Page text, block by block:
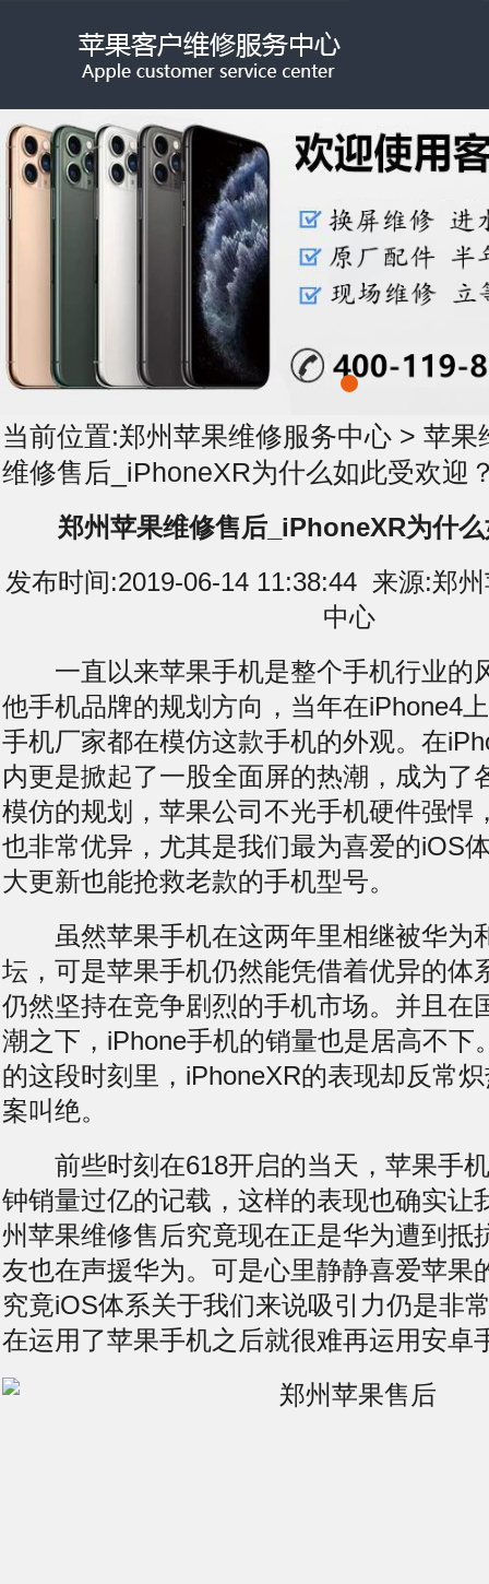
当前位置:郑州苹果维修服务中心 > 苹果
维修售后_iPhoneXR为什么如此受欢迎
郑州苹果维修售后_iPhoneXR为什
发布时间:2019-06-14 11:38:44 来源:郑
中心
一直以来苹果手机是整个手机行业的
他手机品牌的规划方向，当年在iPhone4
手机厂家都在模仿这款手机的外观。在
内更是掀起了一股全面屏的热潮，成为了
模仿的规划，苹果公司不光手机硬件强悍
也非常优异，尤其是我们最为喜爱的iOS
大更新也能抢救老款的手机型号。
虽然苹果手机在这两年里相继被华为
坛，可是苹果手机仍然能凭借着优异的体
仍然坚持在竞争剧烈的手机市场。并且在
潮之下，iPhone手机的销量也是居高不下
的这段时刻里，iPhoneXR的表现却反常
案叫绝。
前些时刻在618开启的当天，苹果手机
钟销量过亿的记载，这样的表现也确实让
州苹果维修售后究竟现在正是华为遭到抵
友也在声援华为。可是心里静静喜爱苹果
究竟iOS体系关于我们来说吸引力仍是非
在运用了苹果手机之后就很难再运用安卓